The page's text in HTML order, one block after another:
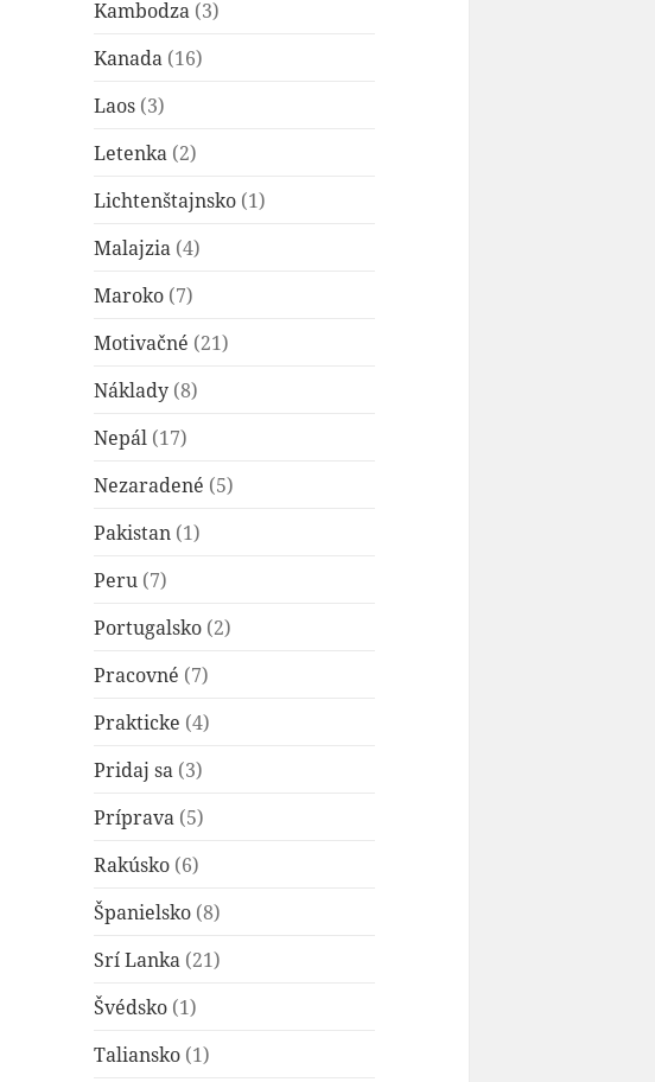
Kambodza (3)
Kanada (16)
Laos (3)
Letenka (2)
Lichtenštajnsko (1)
Malajzia (4)
Maroko (7)
Motivačné (21)
Náklady (8)
Nepál (17)
Nezaradené (5)
Pakistan (1)
Peru (7)
Portugalsko (2)
Pracovné (7)
Prakticke (4)
Pridaj sa (3)
Príprava (5)
Rakúsko (6)
Španielsko (8)
Srí Lanka (21)
Švédsko (1)
Taliansko (1)